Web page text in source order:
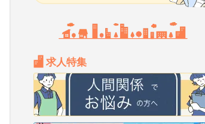
求人特集